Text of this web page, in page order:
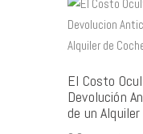
El Costo
Devolución
de un